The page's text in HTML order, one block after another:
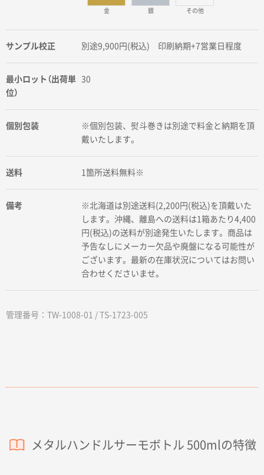
金 銀 その他
サンプル校正 別途9,900円(税込) 印刷納期+7営業日程度
最小ロット（出荷単
位）
30
個別包装
※個別包装、熨斗巻きは別途で料金と納期を頂
戴いたします。
送料 1箇所送料無料※
備考
※北海道は別途送料(2,200円(税込)を頂戴いた
します。沖縄、離島への送料は1箱あたり4,400
円(税込)の送料が別途発生いたします。商品は
予告なしにメーカー欠品や廃盤になる可能性が
ございます。最新の在庫状況についてはお問い
合わせくださいませ。
管理番号：TW-1008-01 / TS-1723-005
メタルハンドルサーモボトル 500mlの特徴